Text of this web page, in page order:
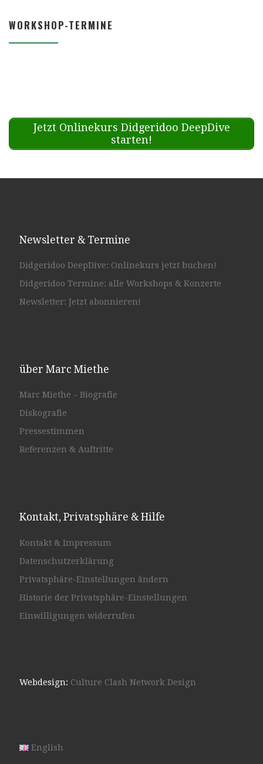
WORKSHOP-TERMINE
Jetzt Onlinekurs Didgeridoo DeepDive
starten!
Newsletter & Termine
Didgeridoo DeepDive: Onlinekurs jetzt buchen!
Didgeridoo Termine: alle Workshops & Konzerte
Newsletter: Jetzt abonnieren!
über Marc Miethe
Marc Miethe – Biografie
Diskografie
Pressestimmen
Referenzen & Auftritte
Kontakt, Privatsphäre & Hilfe
Kontakt & Impressum
Datenschutzerklärung
Privatsphäre-Einstellungen ändern
Historie der Privatsphäre-Einstellungen
Einwilligungen widerrufen
Webdesign: Culture Clash Network Design
English